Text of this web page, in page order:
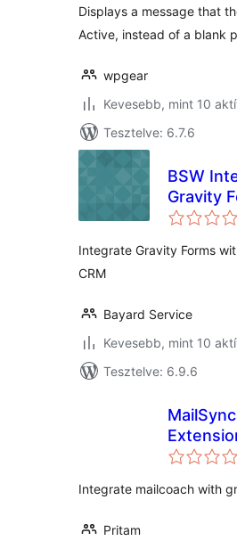
Displays a message that
Active, instead of a blank
wpgear
Kevesebb, mint 10
Tesztelve: 6.7.6
BSW
Gravity
Pipedrive
Integrate Gravity Forms
CRM
Bayard Service
Kevesebb, mint 10
Tesztelve: 6.9.6
Integrate mailcoach with
Pritam